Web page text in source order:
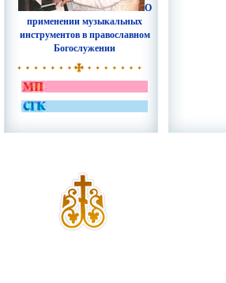
О
применении музыкальных
инструментов в православном
Богослужении